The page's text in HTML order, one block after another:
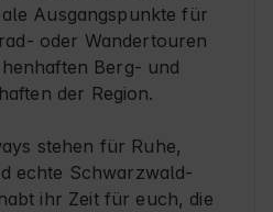
Ausgangspunkte für
oder Wandertouren
Berg- und
der Region.
stehen für Ruhe,
echte Schwarzwald-
ihr Zeit für euch, die